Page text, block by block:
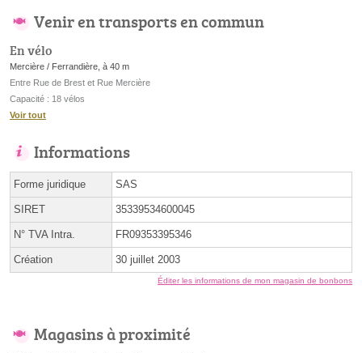
Venir en transports en commun
En vélo
Mercière / Ferrandière, à 40 m
Entre Rue de Brest et Rue Mercière
Capacité : 18 vélos
Voir tout
Informations
Forme juridique SAS
SIRET 35339534600045
N° TVA Intra. FR09353395346
Création 30 juillet 2003
Éditer les informations de mon magasin de bonbons
Magasins à proximité